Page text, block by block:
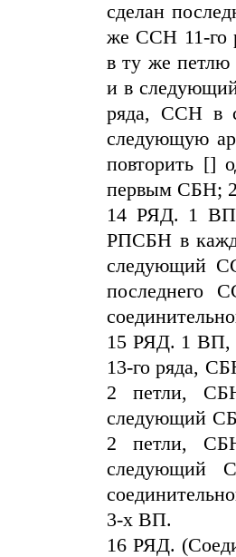
сделан
же ССН 11-го
в ту же петлю
и в
ряда, ССН в
следующую
повторить []
первым СБН;
14 РЯД. 1
РПСБН в
следующий
последнего
15 РЯД. 1 ВП,
13-го ряда,
2 петли,
следующий
2 петли,
следующий
3-х ВП.
16 РЯД.